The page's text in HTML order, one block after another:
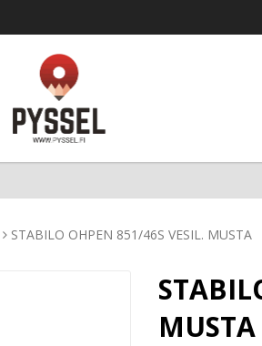
STABILO OHPEN 851/46S VESIL. MUSTA
MUSTA